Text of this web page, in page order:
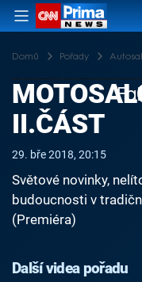
Domů Pořady
II.ČÁST
29. bře 2018, 20:15
Světové novinky,
budoucnosti v
(Premiéra)
Další videa pořadu